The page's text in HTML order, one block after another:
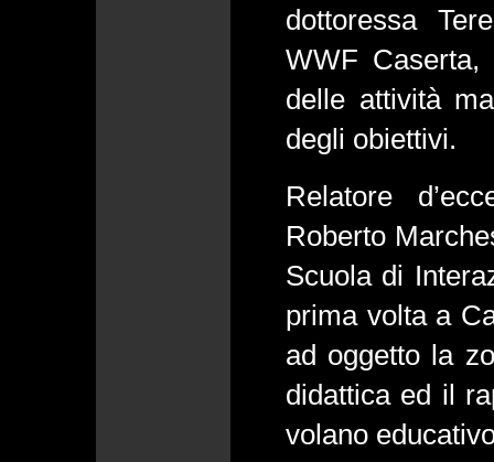
dottoressa
WWF Caserta,
delle attività
degli obiettivi.
Relatore
Roberto
Scuola di
prima volta a
ad oggetto la
didattica ed il
volano